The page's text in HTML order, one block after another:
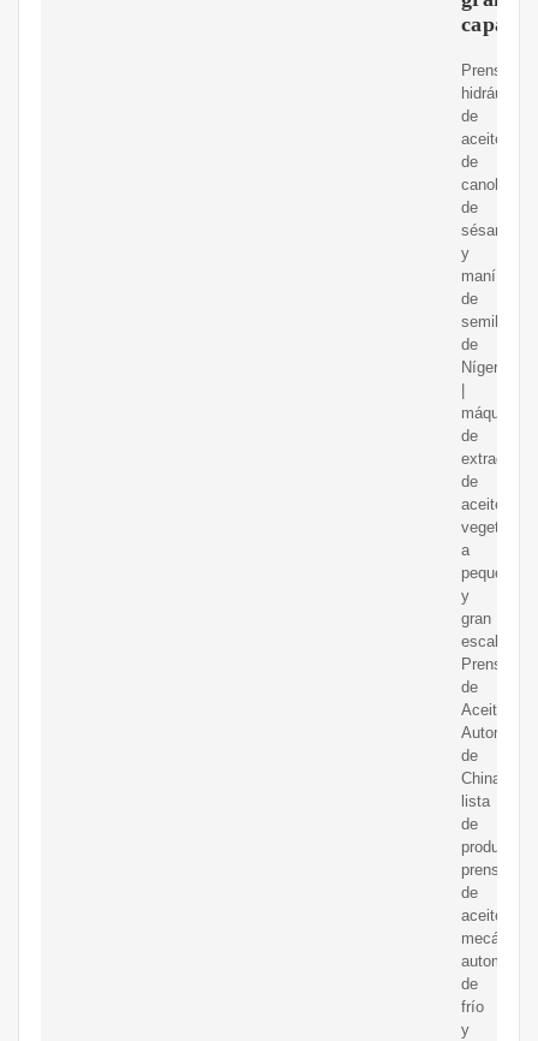
Prensa
hidráulica
de
aceite
de
canola
de
sésamo
y
maní
de
semillas
de
Níger
máquina
de
extracción
de
aceite
vegetal
a
pequeña
y
gran
escala.
Prensa
de
Aceite
de
China,
lista
de
productos.
prensa
de
aceite
mecánica
automática
de
frío
y